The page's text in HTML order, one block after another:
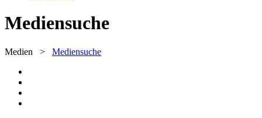
Mediensuche
Medien > Mediensuche